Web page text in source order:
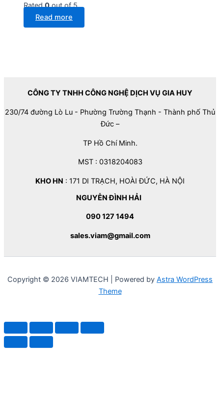
Rated0out of 5
Read more
CÔNG TY TNHH CÔNG NGHỆ DỊCH VỤ GIA HUY
230/74 đường Lò Lu - Phường Trường Thạnh - Thành phố Thủ
Đức –
TP Hồ Chí Minh.
MST : 0318204083
KHO HN : 171 DI TRẠCH, HOÀI ĐỨC, HÀ NỘI
NGUYỄN ĐÌNH HẢI
090 127 1494
sales.viam@gmail.com
Copyright © 2026 VIAMTECH | Powered by Astra WordPress
Theme